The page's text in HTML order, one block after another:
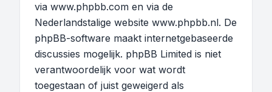
via www.phpbb.com en via de
Nederlandstalige website www.phpbb.nl. De
phpBB-software maakt internetgebaseerde
discussies mogelijk. phpBB Limited is niet
verantwoordelijk voor wat wordt
toegestaan of juist geweigerd als